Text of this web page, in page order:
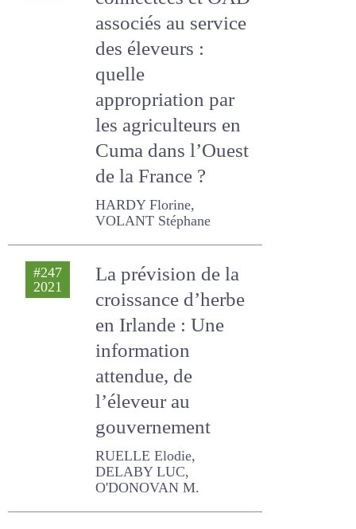
Stations météo
connectées et
OAD associés au
service des
éleveurs : quelle
appropriation par
les agriculteurs en
de la France ?
HARDY Florine, VOLANT
Stéphane
La prévision de la
croissance d’herbe
en Irlande : Une
information
attendue, de
l’éleveur au
gouvernement
RUELLE Elodie, DELABY
LUC, O'DONOVAN M.